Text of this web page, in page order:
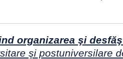
organizarea şi
şi postuniversilare